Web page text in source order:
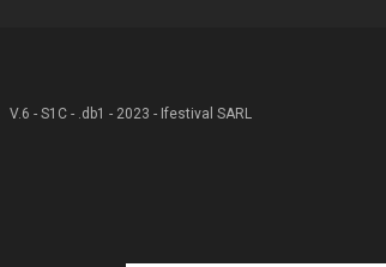
V.6 - S1C - .db1 - 2023 - Ifestival SARL